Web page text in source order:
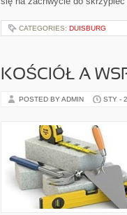
CATEGORIES: DUISBURG
KOŚCIÓŁ A
POSTED BY ADMIN STY -